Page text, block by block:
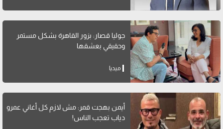
جوليا قصار: بزور القاهرة بشكل مستمر
وحقيقي بعشقها
ميديا
أيمن بهجت قمر: مش لازم كل أغاني عمرو
دياب تعجب الناس!